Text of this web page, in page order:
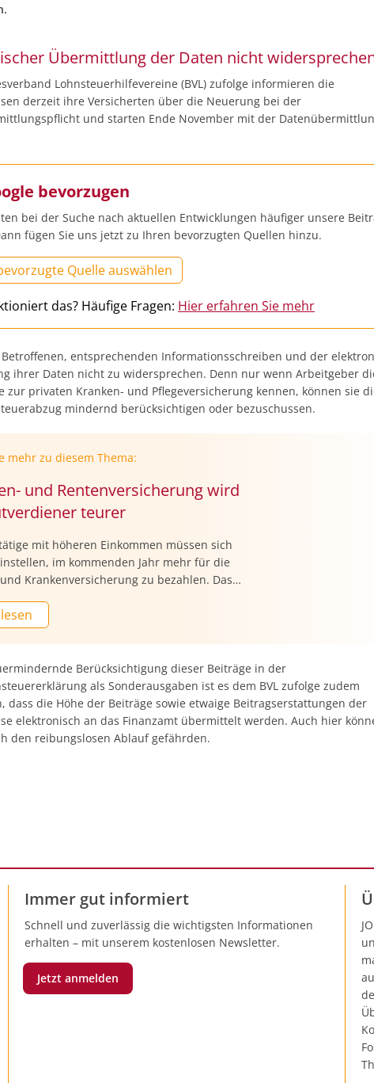
Übermittlung der Daten nicht
Lohnsteuerhilfevereine (BVL) zufolge informieren die
derzeit ihre Versicherten über die Neuerung bei der
und starten Ende November mit der
bevorzugen
bei der Suche nach aktuellen Entwicklungen häufiger unsere
fügen Sie uns jetzt zu Ihren bevorzugten Quellen hinzu.
Quelle auswählen
das? Häufige Fragen: Hier erfahren Sie mehr
Betroffenen, entsprechenden Informationsschreiben und der
ihrer Daten nicht zu widersprechen. Denn nur wenn Arbeitgeber
zur privaten Kranken- und Pflegeversicherung kennen, können sie
mindernd berücksichtigen oder bezuschussen.
mehr zu diesem Thema:
und Rentenversicherung wird
teurer
mit höheren Einkommen müssen sich
im kommenden Jahr mehr für die
Krankenversicherung zu bezahlen. Das
der jährlich vorgesehene
der Rechengrößen dafür festlegt. Die
Krankenversicherung soll demnach von
Euro auf 5.812,50 Euro steigen. Bis zu dieser
Monatsgehalts werden Beiträge fällig, vom
Gehalt werden dann keine Beiträge
Berücksichtigung dieser Beiträge in der
als Sonderausgaben ist es dem BVL zufolge zudem
dass die Höhe der Beiträge sowie etwaige Beitragserstattungen der
elektronisch an das Finanzamt übermittelt werden. Auch hier
den reibungslosen Ablauf gefährden.
Immer gut informiert
Schnell und zuverlässig die wichtigsten Informationen
erhalten – mit unserem kostenlosen Newsletter.
Jetzt anmelden